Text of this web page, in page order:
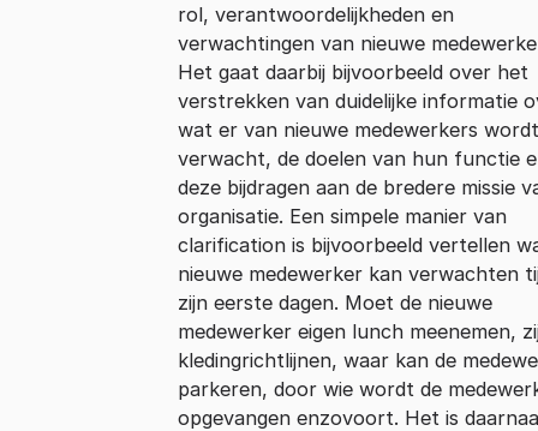
rol, verantwoordelijkheden en
verwachtingen van nieuwe
Het gaat daarbij bijvoorbeeld over het
verstrekken van duidelijke informatie
wat er van nieuwe medewerkers wordt
verwacht, de doelen van hun functie
deze bijdragen aan de bredere missie
organisatie. Een simpele manier van
clarification is bijvoorbeeld vertellen
nieuwe medewerker kan verwachten
zijn eerste dagen. Moet de nieuwe
medewerker eigen lunch meenemen,
kledingrichtlijnen, waar kan de
parkeren, door wie wordt de
opgevangen enzovoort. Het is